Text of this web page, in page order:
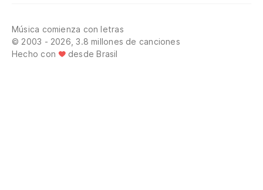
Música comienza con letras
© 2003 - 2026, 3.8 millones de canciones
Hecho con
desde Brasil